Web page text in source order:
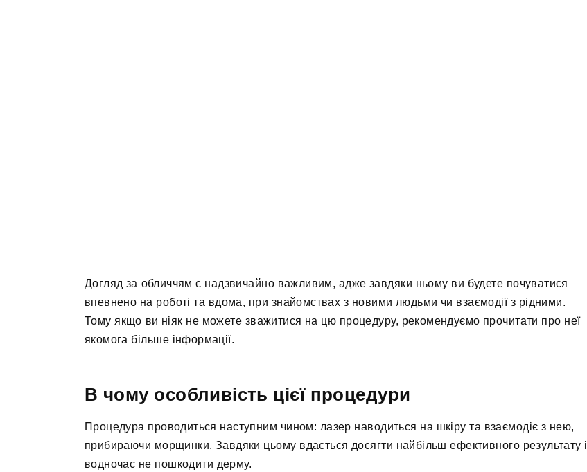
Догляд за обличчям є надзвичайно важливим, адже завдяки ньому ви будете почуватися
впевнено на роботі та вдома, при знайомствах з новими людьми чи взаємодії з рідними.
Тому якщо ви ніяк не можете зважитися на цю процедуру, рекомендуємо прочитати про неї
якомога більше інформації.
В чому особливість цієї процедури
Процедура проводиться наступним чином: лазер наводиться на шкіру та взаємодіє з нею,
прибираючи морщинки. Завдяки цьому вдається досягти найбільш ефективного результату і
водночас не пошкодити дерму.